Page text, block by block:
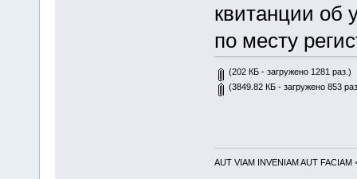
квитанции
по месту
(202 КБ - загружено 1281 раз.)
(3849.82 КБ - загружено 853
AUT VIAM INVENIAM AUT FACIAM